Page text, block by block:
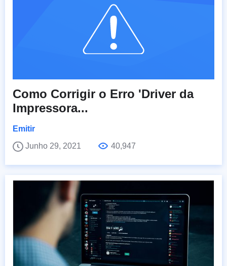
Como Corrigir o Erro 'Driver da
Impressora...
Emitir
Junho 29, 2021
40,947